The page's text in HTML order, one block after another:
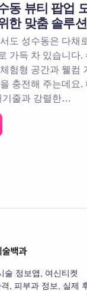
동 뷰티 팝업
한 맞춤 솔루션
도 성수동은 다채
가득 차 있습니다.
험형 공간과 웰컴
충전해 주는데요.
기줄과 강렬한…
술 정보앱, 여신티켓
, 피부과 정보, 실제